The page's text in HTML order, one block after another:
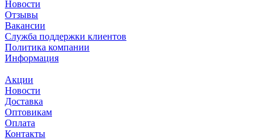
Новости
Отзывы
Вакансии
Служба поддержки клиентов
Политика компании
Информация
Акции
Новости
Доставка
Оптовикам
Оплата
Контакты